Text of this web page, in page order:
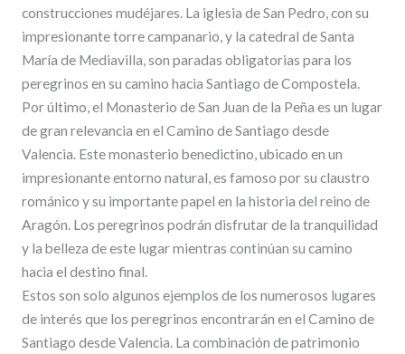
construcciones mudéjares. La iglesia de San Pedro, con su
impresionante torre campanario, y la catedral de Santa
María de Mediavilla, son paradas obligatorias para los
peregrinos en su camino hacia Santiago de Compostela.
Por último, el Monasterio de San Juan de la Peña es un lugar
de gran relevancia en el Camino de Santiago desde
Valencia. Este monasterio benedictino, ubicado en un
impresionante entorno natural, es famoso por su claustro
románico y su importante papel en la historia del reino de
Aragón. Los peregrinos podrán disfrutar de la tranquilidad
y la belleza de este lugar mientras continúan su camino
hacia el destino final.
Estos son solo algunos ejemplos de los numerosos lugares
de interés que los peregrinos encontrarán en el Camino de
Santiago desde Valencia. La combinación de patrimonio